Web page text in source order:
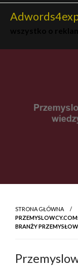
Skip
STRONA GŁÓWNA
BRANŻY